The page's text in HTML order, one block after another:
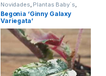
Novidades, Plantas Baby´s,
Plantas de Interior
Begonia ‘Ginny Galaxy
Variegata’